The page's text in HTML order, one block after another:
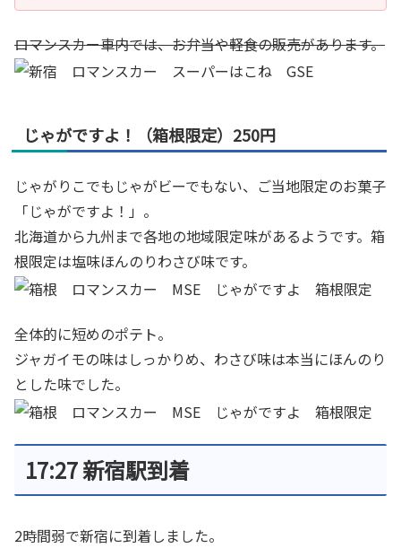
ロマンスカー車内では、お弁当や軽食の販売があります。
じゃがですよ！（箱根限定）250円
じゃがりこでもじゃがビーでもない、ご当地限定のお菓子
「じゃがですよ！」。
北海道から九州まで各地の地域限定味があるようです。箱
根限定は塩味ほんのりわさび味です。
全体的に短めのポテト。
ジャガイモの味はしっかりめ、わさび味は本当にほんのり
とした味でした。
17:27 新宿駅到着
2時間弱で新宿に到着しました。